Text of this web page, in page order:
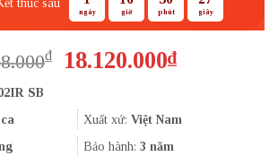
thúc sau
ngày giờ phút giây
₫
Giá
20.088.000₫.
18.120.000₫Giá
là:
SB
Xuất xứ: Việt Nam
Bảo hành: 3 năm